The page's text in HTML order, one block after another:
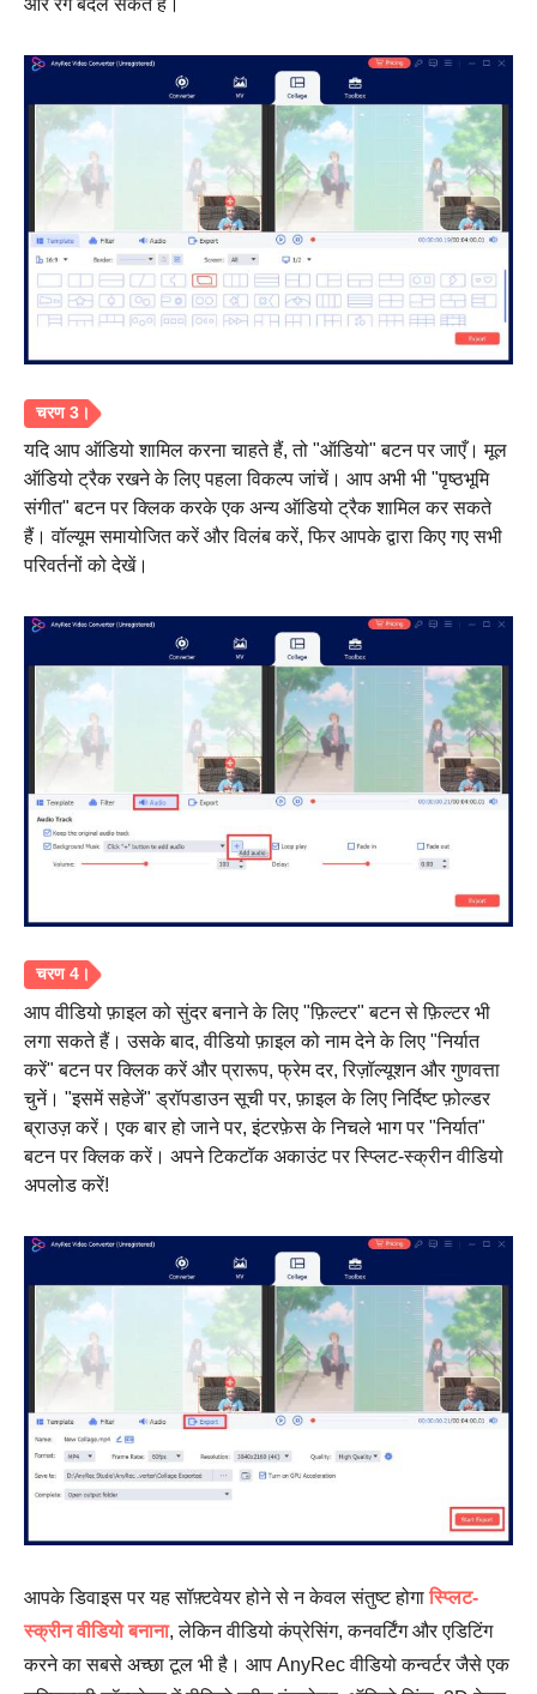
और रंग बदल सकते हैं।
चरण 3।
यदि आप ऑडियो शामिल करना चाहते हैं, तो "ऑडियो" बटन पर जाएँ। मूल
ऑडियो ट्रैक रखने के लिए पहला विकल्प जांचें। आप अभी भी "पृष्ठभूमि
संगीत" बटन पर क्लिक करके एक अन्य ऑडियो ट्रैक शामिल कर सकते
हैं। वॉल्यूम समायोजित करें और विलंब करें, फिर आपके द्वारा किए गए सभी
परिवर्तनों को देखें।
आप वीडियो फ़ाइल को सुंदर बनाने के लिए "फ़िल्टर" बटन से फ़िल्टर भी
लगा सकते हैं। उसके बाद, वीडियो फ़ाइल को नाम देने के लिए "निर्यात
करें" बटन पर क्लिक करें और प्रारूप, फ्रेम दर, रिज़ॉल्यूशन और गुणवत्ता
चुनें। "इसमें सहेजें" ड्रॉपडाउन सूची पर, फ़ाइल के लिए निर्दिष्ट फ़ोल्डर
ब्राउज़ करें। एक बार हो जाने पर, इंटरफ़ेस के निचले भाग पर "निर्यात"
बटन पर क्लिक करें। अपने टिकटॉक अकाउंट पर स्प्लिट-स्क्रीन वीडियो
अपलोड करें!
आपके डिवाइस पर यह सॉफ़्टवेयर होने से न केवल संतुष्ट होगास्प्लिट-
स्क्रीन वीडियो बनाना, लेकिन वीडियो कंप्रेसिंग, कनवर्टिंग और एडिटिंग
करने का सबसे अच्छा टूल भी है। आप AnyRec वीडियो कन्वर्टर जैसे एक